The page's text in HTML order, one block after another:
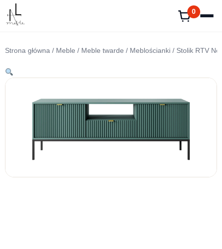
Przejdź
treści
0
Strona główna / Meble / Meble twarde / Meblościanki / Stolik RTV